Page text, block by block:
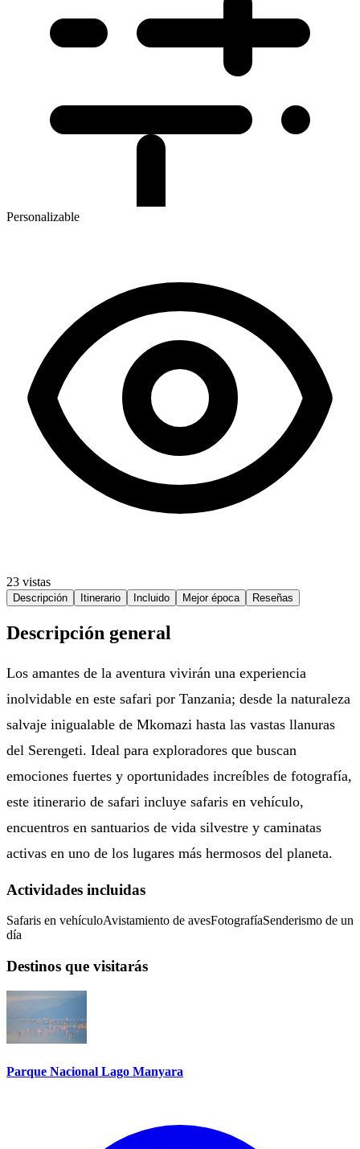
Personalizable
23 vistas
Descripción Itinerario Incluido Mejor época Reseñas
Descripción general
Los amantes de la aventura vivirán una experiencia
inolvidable en este safari por Tanzania; desde la naturaleza
salvaje inigualable de Mkomazi hasta las vastas llanuras
del Serengeti. Ideal para exploradores que buscan
emociones fuertes y oportunidades increíbles de fotografía,
este itinerario de safari incluye safaris en vehículo,
encuentros en santuarios de vida silvestre y caminatas
activas en uno de los lugares más hermosos del planeta.
Actividades incluidas
Safaris en vehículoAvistamiento de avesFotografíaSenderismo de un
día
Destinos que visitarás
Parque Nacional Lago Manyara